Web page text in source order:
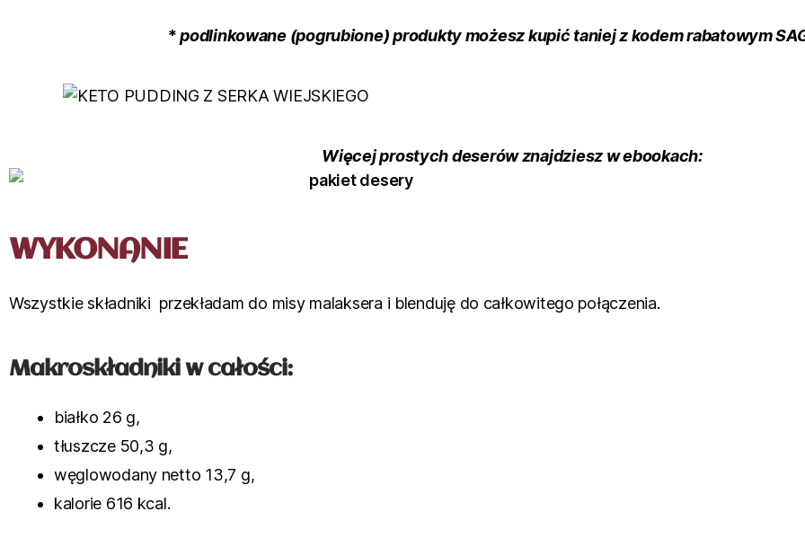
*podlinkowane (pogrubione) produkty możesz kupić taniej z kodem rabatowym
Więcej prostych deserów znajdziesz w ebookach:
WYKONANIE
Wszystkie składniki przekładam do misy malaksera i blenduję do całkowitego połączenia.
Makroskładniki w całości:
białko 26 g,
tłuszcze 50,3 g,
węglowodany netto 13,7 g,
kalorie 616 kcal.